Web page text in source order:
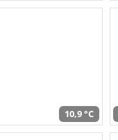
10,9 °C